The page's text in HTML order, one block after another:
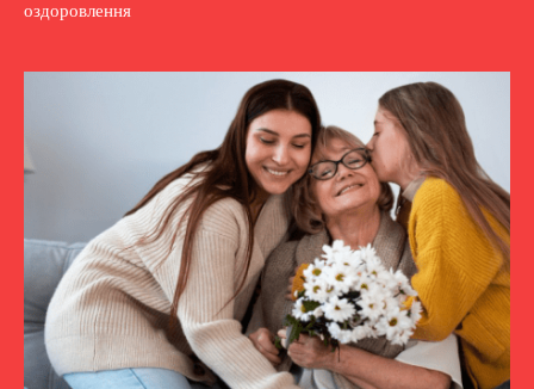
оздоровлення